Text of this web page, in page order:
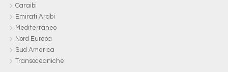
Caraibi
Emirati Arabi
Mediterraneo
Nord Europa
Sud America
Transoceaniche